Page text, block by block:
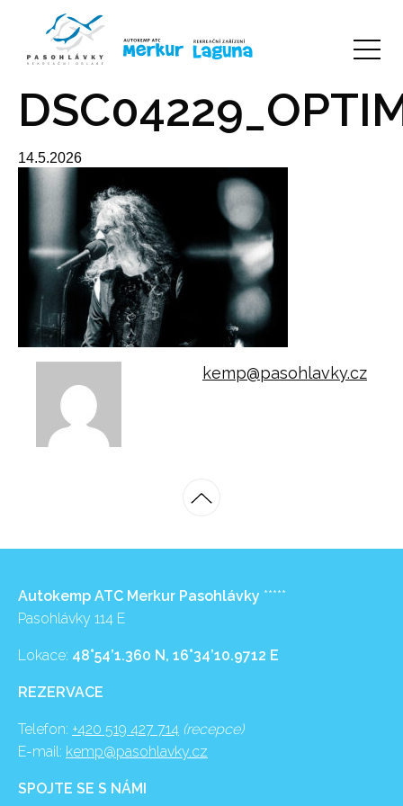
14.5.2026
kemp@pasohlavky.cz
Autokemp ATC Merkur Pasohlávky *****
Pasohlávky 114 E
Lokace: 48°54’1.360 N, 16°34’10.9712 E
REZERVACE
Telefon: +420 519 427 714 (recepce)
E-mail: kemp@pasohlavky.cz
SPOJTE SE S NÁMI